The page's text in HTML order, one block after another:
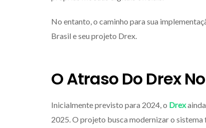
No entanto, o caminho para sua
Brasil e seu projeto Drex.
O Atraso Do Drex
Inicialmente previsto para 2024, o Drex
2025. O projeto busca modernizar o